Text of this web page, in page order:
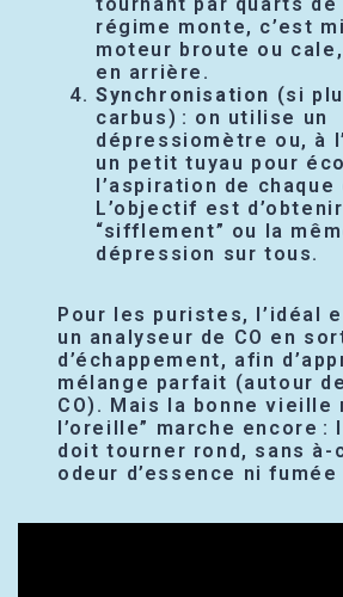
régime monte, c’est
moteur broute ou
en arrière.
Synchronisation (si
carbus) : on utilise un
dépressiomètre ou, à
un petit tuyau pour
l’aspiration de chaque
L’objectif est
“sifflement” ou la
dépression sur tous.
Pour les puristes, l’idéal
un analyseur de CO en
d’échappement, afin
mélange parfait (autour
CO). Mais la bonne vieille
l’oreille” marche encore :
doit tourner rond, sans à-
odeur d’essence ni